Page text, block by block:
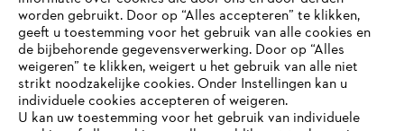
Contact
ONDERSTEUND
Je gebruikt een browser die we nog niet ondersteunen. Om
onze website optimaal te kunnen gebruiken, raden we aan dat
je overschakelt op één van de volgende browsers:
worden gebruikt. Door op “Alles accepteren” te klikken,
geeft u toestemming voor het gebruik van alle cookies en
de bijbehorende gegevensverwerking. Door op “Alles
weigeren” te klikken, weigert u het gebruik van alle niet
strikt noodzakelijke cookies. Onder Instellingen kan u
individuele cookies accepteren of weigeren.
U kan uw toestemming voor het gebruik van individuele